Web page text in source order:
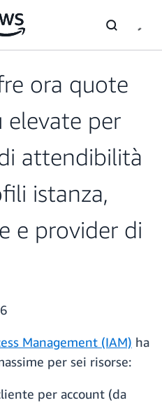
ora quote
elevate per
attendibilità
istanza,
e provider di
Management (IAM) ha
per sei risorse:
per account (da